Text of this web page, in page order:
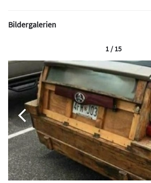
Bildergalerien
1 / 15